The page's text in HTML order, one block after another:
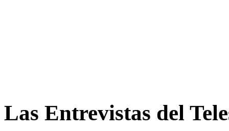
Las Entrevistas del